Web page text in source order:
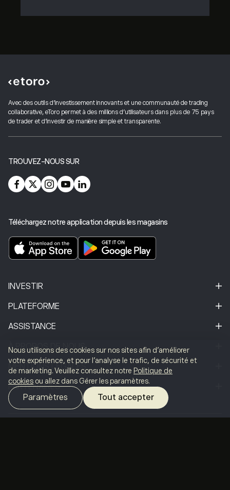
Avec des outils d'investissement innovants et une communauté de trading
collaborative, eToro permet à des millions d'utilisateurs dans plus de 75 pays
de trader et d'investir de manière simple et transparente.
TROUVEZ-NOUS SUR
Téléchargez notre application depuis les magasins
INVESTIR
PLATEFORME
ASSISTANCE
À PROPOS DE NOUS
MENTIONS LÉGALES
PARTENAIRES
Nous utilisons des cookies sur nos sites afin d'améliorer
votre expérience, et pour l'analyse le trafic, de sécurité et
de marketing. Veuillez consultez notre Politique de
cookies ou allez dans Gérer les paramètres.
Paramètres Tout accepter